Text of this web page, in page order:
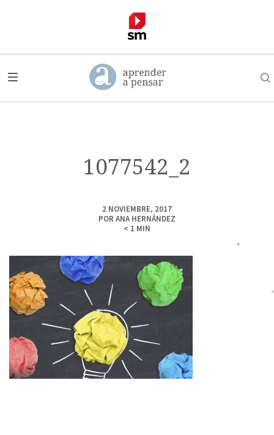
1077542_2
2 NOVIEMBRE, 2017
POR ANA HERNÁNDEZ
< 1 MIN